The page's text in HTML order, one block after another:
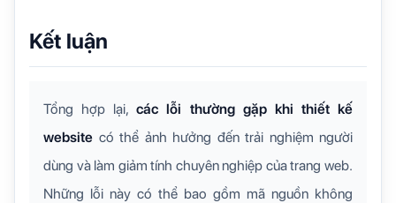
Kết luận
Tổng hợp lại,các lỗi thường gặp khi thiết kế
website có thể ảnh hưởng đến trải nghiệm người
dùng và làm giảm tính chuyên nghiệp của trang web.
Những lỗi này có thể bao gồm mã nguồn không